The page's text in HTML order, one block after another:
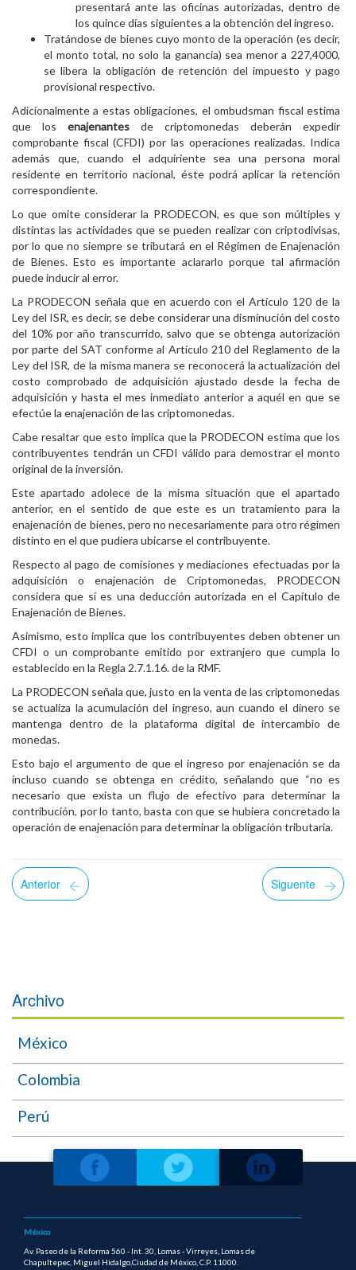
presentará ante las oficinas autorizadas, dentro de
los quince días siguientes a la obtención del ingreso.
Tratándose de bienes cuyo monto de la operación (es decir,
el monto total, no solo la ganancia) sea menor a 227,4000,
se libera la obligación de retención del impuesto y pago
provisional respectivo.
Adicionalmente a estas obligaciones, el ombudsman fiscal estima
que los enajenantes de criptomonedas deberán expedir
comprobante fiscal (CFDI) por las operaciones realizadas. Indica
además que, cuando el adquiriente sea una persona moral
residente en territorio nacional, éste podrá aplicar la retención
correspondiente.
Lo que omite considerar la PRODECON, es que son múltiples y
distintas las actividades que se pueden realizar con criptodivisas,
por lo que no siempre se tributará en el Régimen de Enajenación
de Bienes. Esto es importante aclararlo porque tal afirmación
puede inducir al error.
La PRODECON señala que en acuerdo con el Artículo 120 de la
Ley del ISR, es decir, se debe considerar una disminución del costo
del 10% por año transcurrido, salvo que se obtenga autorización
por parte del SAT conforme al Artículo 210 del Reglamento de la
Ley del ISR, de la misma manera se reconocerá la actualización del
costo comprobado de adquisición ajustado desde la fecha de
adquisición y hasta el mes inmediato anterior a aquél en que se
efectúe la enajenación de las criptomonedas.
Cabe resaltar que esto implica que la PRODECON estima que los
contribuyentes tendrán un CFDI válido para demostrar el monto
original de la inversión.
Este apartado adolece de la misma situación que el apartado
anterior, en el sentido de que este es un tratamiento para la
enajenación de bienes, pero no necesariamente para otro régimen
distinto en el que pudiera ubicarse el contribuyente.
Respecto al pago de comisiones y mediaciones efectuadas por la
adquisición o enajenación de Criptomonedas, PRODECON
considera que sí es una deducción autorizada en el Capítulo de
Enajenación de Bienes.
Asimismo, esto implica que los contribuyentes deben obtener un
CFDI o un comprobante emitido por extranjero que cumpla lo
establecido en la Regla 2.7.1.16. de la RMF.
La PRODECON señala que, justo en la venta de las criptomonedas
se actualiza la acumulación del ingreso, aun cuando el dinero se
mantenga dentro de la plataforma digital de intercambio de
monedas.
Esto bajo el argumento de que el ingreso por enajenación se da
incluso cuando se obtenga en crédito, señalando que “no es
necesario que exista un flujo de efectivo para determinar la
contribución, por lo tanto, basta con que se hubiera concretado la
operación de enajenación para determinar la obligación tributaria.
Anterior Siguente
Archivo
México
Colombia
Perú
México
Av. Paseo de la Reforma 560 - Int. 30, Lomas - Virreyes, Lomas de
Chapultepec, Miguel Hidalgo,Ciudad de México, C.P. 11000.